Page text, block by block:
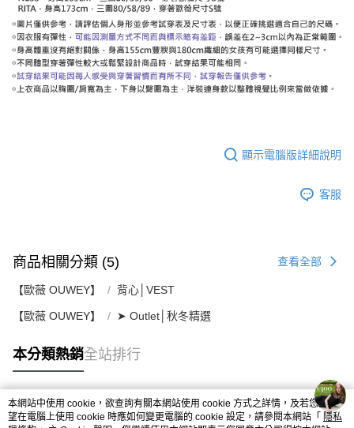
顯示電腦版詳細說明
客服
商品相關分類 (5) 查看全部
【歐薇 OUWEY】 背心│VEST
【歐薇 OUWEY】 ➤ Outlet│秋冬精選
本分類熱銷全站排行
熱門標籤
本網站中使用 cookie，欲查詢有關本網站使用 cookie 方式之詳情，及若您不希
望在電腦上使用 cookie 時應如何變更電腦的 cookie 設定，請參閱本網站「 隱私